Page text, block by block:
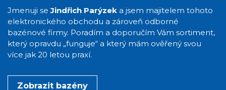
Jmenuji seJindřich Parýzek a jsem majitelem tohoto
elektronického obchodu a zároveň odborné
bazénové firmy. Poradím a doporučím Vám sortiment,
který opravdu „funguje“ a který mám ověřený svou
více jak 20 letou praxí.
Zobrazit bazény